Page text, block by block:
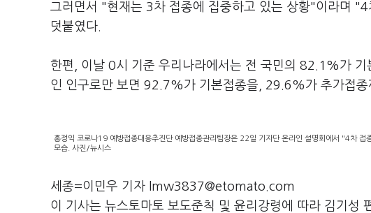
그러면서 "현재는 3차 접종에 집중하고 있는 상황"이라며
덧붙였다.
한편, 이날 0시 기준 우리나라에서는 전 국민의 82.1%가
인 인구로만 보면 92.7%가 기본접종을, 29.6%가 추가접종
홍정익 코로나19 예방접종대응추진단 예방접종관리팀장은 22일 기자단 온라인 설명회에서 "4차
모습. 사진/뉴시스
세종=이민우 기자 lmw3837@etomato.com
이 기사는 뉴스토마토 보도준칙 및 윤리강령에 따라 김기성